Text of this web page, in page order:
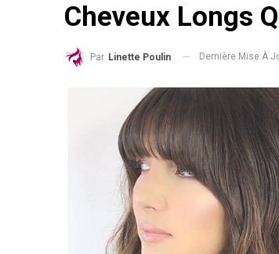
Cheveux Longs
Par Linette Poulin Dernière Mise À
De Cheveux Bleu Ombre
66 Pixie